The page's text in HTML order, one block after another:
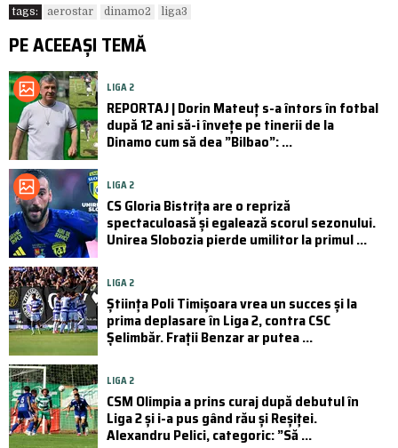
tags: aerostar dinamo2 liga3
PE ACEEAȘI TEMĂ
LIGA 2
REPORTAJ | Dorin Mateuț s-a întors în fotbal
după 12 ani să-i învețe pe tinerii de la
Dinamo cum să dea ”Bilbao”: ...
LIGA 2
CS Gloria Bistrița are o repriză
spectaculoasă și egalează scorul sezonului.
Unirea Slobozia pierde umilitor la primul ...
LIGA 2
Știința Poli Timișoara vrea un succes și la
prima deplasare în Liga 2, contra CSC
Șelimbăr. Frații Benzar ar putea ...
LIGA 2
CSM Olimpia a prins curaj după debutul în
Liga 2 și i-a pus gând rău și Reșiței.
Alexandru Pelici, categoric: ”Să ...